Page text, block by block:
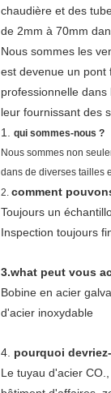
chaudière et des
de 2mm à 70mm
Nous sommes les
est devenue un pont
professionnelle
leur fournissant des
1. qui sommes-nous ?
Nous sommes non
dans de diverses tailles
2. comment
Toujours un
Inspection toujours
3.what peut vous
Bobine en acier
d'acier inoxydable
4. pourquoi
Le tuyau d'acier